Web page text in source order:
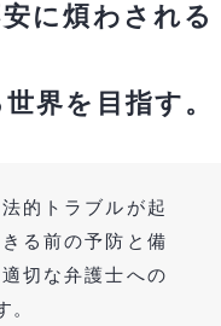
に煩わされる
界を目指す。
的トラブルが起
る前の予防と備
切な弁護士への
。